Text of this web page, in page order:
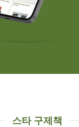
스타 구제책